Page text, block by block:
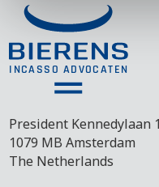
President Kennedylaan 1
1079 MB Amsterdam
The Netherlands